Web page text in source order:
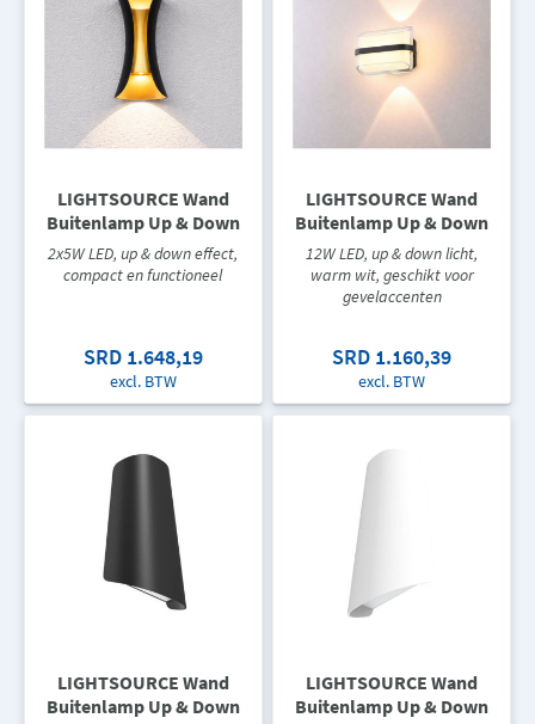
LIGHTSOURCE Wand
Buitenlamp Up & Down
2x5W LED, up & down effect,
compact en functioneel
SRD 1.648,19
excl. BTW
LIGHTSOURCE Wand
Buitenlamp Up & Down
12W LED, up & down licht,
warm wit, geschikt voor
gevelaccenten
SRD 1.160,39
excl. BTW
LIGHTSOURCE Wand
Buitenlamp Up & Down
LIGHTSOURCE Wand
Buitenlamp Up & Down